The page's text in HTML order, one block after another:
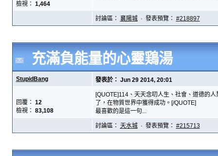
檢視： 1,464
討論區： 襄陽城· 發表預覽： #218897
充滿負能量的心靈鶏湯
StupidBang 發表於： Jun 29 2014, 20:01
回覆： 12
檢視： 83,108
[QUOTE]114、天天念叨人生、社會、道德的
了，在物質世界中獲得成功。[/QUOTE]
最喜歡的是這一句...
討論區： 天水城· 發表預覽： #215713